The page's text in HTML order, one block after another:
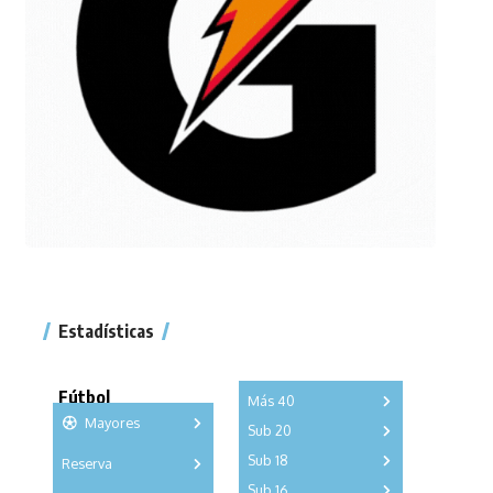
Estadísticas
Fútbol
Mayores
ABC G
Reserva
Más 40
Sub 20
A
Sub 18